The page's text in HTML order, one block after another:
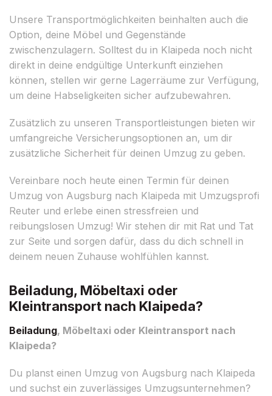
Unsere Transportmöglichkeiten beinhalten auch die
Option, deine Möbel und Gegenstände
zwischenzulagern. Solltest du in Klaipeda noch nicht
direkt in deine endgültige Unterkunft einziehen
können, stellen wir gerne Lagerräume zur Verfügung,
um deine Habseligkeiten sicher aufzubewahren.
Zusätzlich zu unseren Transportleistungen bieten wir
umfangreiche Versicherungsoptionen an, um dir
zusätzliche Sicherheit für deinen Umzug zu geben.
Vereinbare noch heute einen Termin für deinen
Umzug von Augsburg nach Klaipeda mit Umzugsprofi
Reuter und erlebe einen stressfreien und
reibungslosen Umzug! Wir stehen dir mit Rat und Tat
zur Seite und sorgen dafür, dass du dich schnell in
deinem neuen Zuhause wohlfühlen kannst.
Beiladung, Möbeltaxi oder
Kleintransport nach Klaipeda?
Beiladung, Möbeltaxi oder Kleintransport nach
Klaipeda?
Du planst einen Umzug von Augsburg nach Klaipeda
und suchst ein zuverlässiges Umzugsunternehmen?